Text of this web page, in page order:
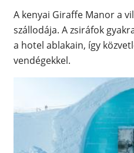
A kenyai Giraffe Manor a
szállodája. A zsiráfok
a hotel ablakain, így
vendégekkel.